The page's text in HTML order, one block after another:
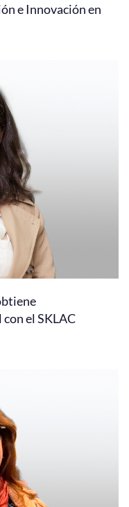
e Innovación en
el SKLAC